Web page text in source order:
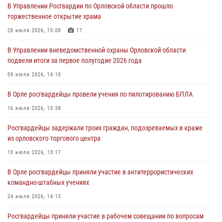
первое полугодие
05 августа 2026, 13:12
совершении противоправных действий
04 августа 2026, 14:21
04 августа 2026, 14:06
предоставлении госуслуг
03 августа 2026, 14:30
В Управлении Росгвардии по Орловской области прошло
торжественное открытие храма
28 июля 2026, 15:08 17
В Управлении вневедомственной охраны Орловской области
подвели итоги за первое полугодие 2026 года
09 июля 2026, 14:10
В Орле росгвардейцы провели учения по пилотированию БПЛА
16 июля 2026, 13:38
Росгвардейцы задержали троих граждан, подозреваемых в краже
из орловского торгового центра
10 июля 2026, 13:17
В Орле росгвардейцы приняли участие в антитеррористических
командно-штабных учениях
24 июля 2026, 14:15
Росгвардейцы приняли участие в рабочем совещании по вопросам